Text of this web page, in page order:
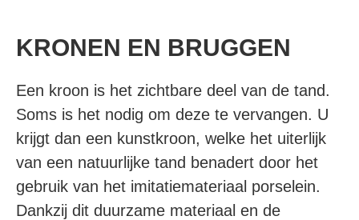
KRONEN EN BRUGGEN
Een kroon is het zichtbare deel van de tand.
Soms is het nodig om deze te vervangen. U
krijgt dan een kunstkroon, welke het uiterlijk
van een natuurlijke tand benadert door het
gebruik van het imitatiemateriaal porselein.
Dankzij dit duurzame materiaal en de